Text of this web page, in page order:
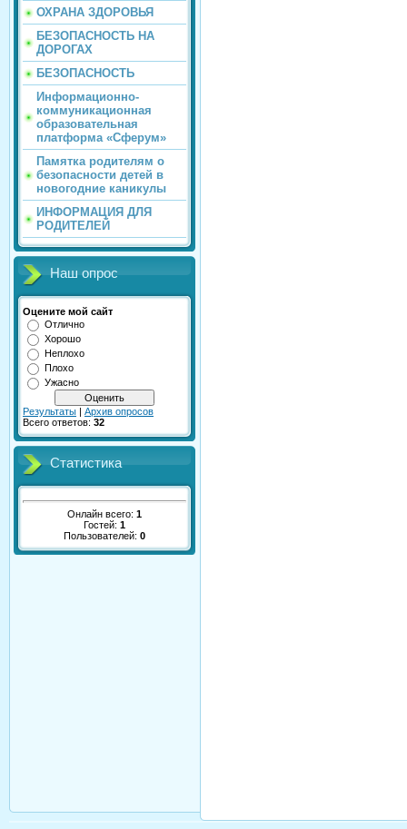
ОХРАНА ЗДОРОВЬЯ
БЕЗОПАСНОСТЬ НА
ДОРОГАХ
БЕЗОПАСНОСТЬ
Информационно-
коммуникационная
образовательная
платформа «Сферум»
Памятка родителям о
безопасности детей в
новогодние каникулы
ИНФОРМАЦИЯ ДЛЯ
РОДИТЕЛЕЙ
Наш опрос
Оцените мой сайт
Отлично
Хорошо
Неплохо
Плохо
Ужасно
Результаты | Архив опросов
Всего ответов: 32
Статистика
Онлайн всего: 1
Гостей: 1
Пользователей: 0